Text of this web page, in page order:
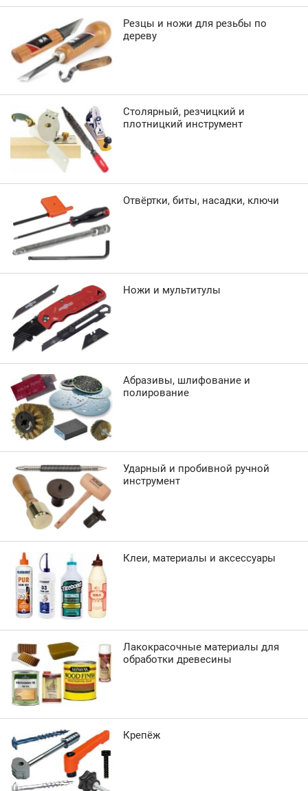
Резцы и ножи для резьбы по
дереву
Столярный, резчицкий и
плотницкий инструмент
Отвёртки, биты, насадки, ключи
Ножи и мультитулы
Абразивы, шлифование и
полирование
Ударный и пробивной ручной
инструмент
Клеи, материалы и аксессуары
Лакокрасочные материалы для
обработки древесины
Крепёж